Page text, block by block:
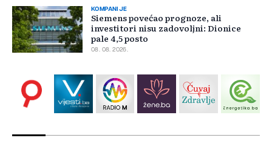
KOMPANIJE
Siemens povećao prognoze, ali
investitori nisu zadovoljni: Dionice
pale 4,5 posto
08. 08. 2026.